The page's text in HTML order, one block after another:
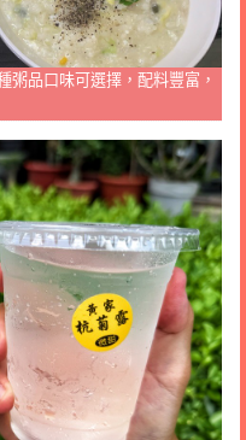
粥品口味可選擇，配料豐富，